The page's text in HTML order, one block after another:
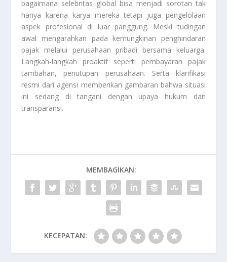
bagaimana selebritas global bisa menjadi sorotan tak
hanya karena karya mereka tetapi juga pengelolaan
aspek profesional di luar panggung. Meski tudingan
awal mengarahkan pada kemungkinan penghindaran
pajak melalui perusahaan pribadi bersama keluarga.
Langkah-langkah proaktif seperti pembayaran pajak
tambahan, penutupan perusahaan. Serta klarifikasi
resmi dari agensi memberikan gambaran bahwa situasi
ini sedang di tangani dengan upaya hukum dan
transparansi.
MEMBAGIKAN:
KECEPATAN: